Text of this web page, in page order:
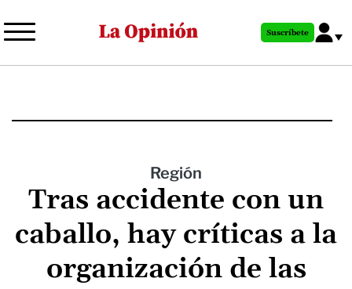
al
principal
Suscríbete
Región
Tras accidente con un
caballo, hay críticas a la
organización de las